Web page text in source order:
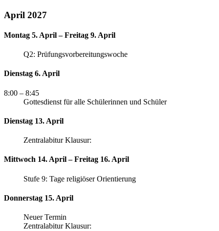
April 2027
Montag 5. April – Freitag 9. April
Q2: Prüfungsvorbereitungswoche
Dienstag 6. April
8:00 – 8:45
Gottesdienst für alle Schülerinnen und Schüler
Dienstag 13. April
Zentralabitur Klausur:
Mittwoch 14. April – Freitag 16. April
Stufe 9: Tage religiöser Orientierung
Donnerstag 15. April
Neuer Termin
Zentralabitur Klausur: